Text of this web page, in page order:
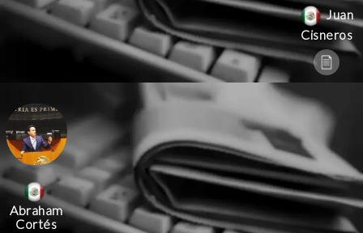
Juan
Cisneros
Abraham
Cortés